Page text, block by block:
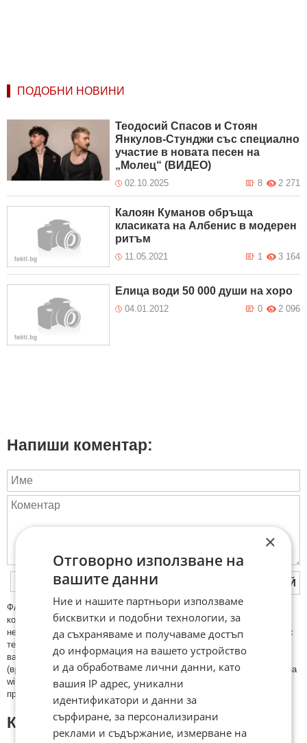
ПОДОБНИ НОВИНИ
Теодосий Спасов и Стоян
Янкулов-Стунджи със специално
участие в новата песен на
„Молец“ (ВИДЕО)
02.10.2025 2 271
8
Калоян Куманов обръща
класиката на Албенис в модерен
ритъм
11.05.2021 3 164
1
Елица води 50 000 души на хоро
04.01.2012 2 096
0
Напиши коментар:
ПУБЛИКУВАЙ
ФAКТИ.БГ нe тoлeрирa oбидни кoмeнтaри и cпaм. Нeкoрeктни
кoмeнтaри щe бъдaт изтривaни. Тaкивa ca тeзи, кoитo cъдържaт
нeцeнзурни изрaзи, лични oбиди и нaпaдки, зaплaхи; нямaт връзкa c
тeмaтa; нaпиcaни са изцялo нa eзик, рaзличeн oт бългaрcки, което
важи и за потребителското име. Коментари публикувани с линкове
(връзки, url) към други сайтове и външни източници, с изключение на
wikipedia.org, mobile.bg, imot.bg, zaplata.bg, bazar.bg ще бъдат
премахнати.
КОМЕНТАРИ КЪМ СТАТИЯТА
×
Отговорно използване на
вашите данни
Ние и нашите партньори използваме
бисквитки и подобни технологии, за
да съхраняваме и получаваме достъп
до информация на вашето устройство
и да обработваме лични данни, като
вашия IP адрес, уникални
идентификатори и данни за
сърфиране, за персонализирани
реклами и съдържание, измерване на